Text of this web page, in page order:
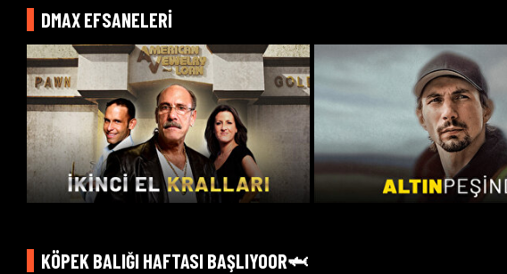
DMAX EFSANELERİ
KÖPEK BALIĞI HAFTASI BAŞLIYOOR🦈